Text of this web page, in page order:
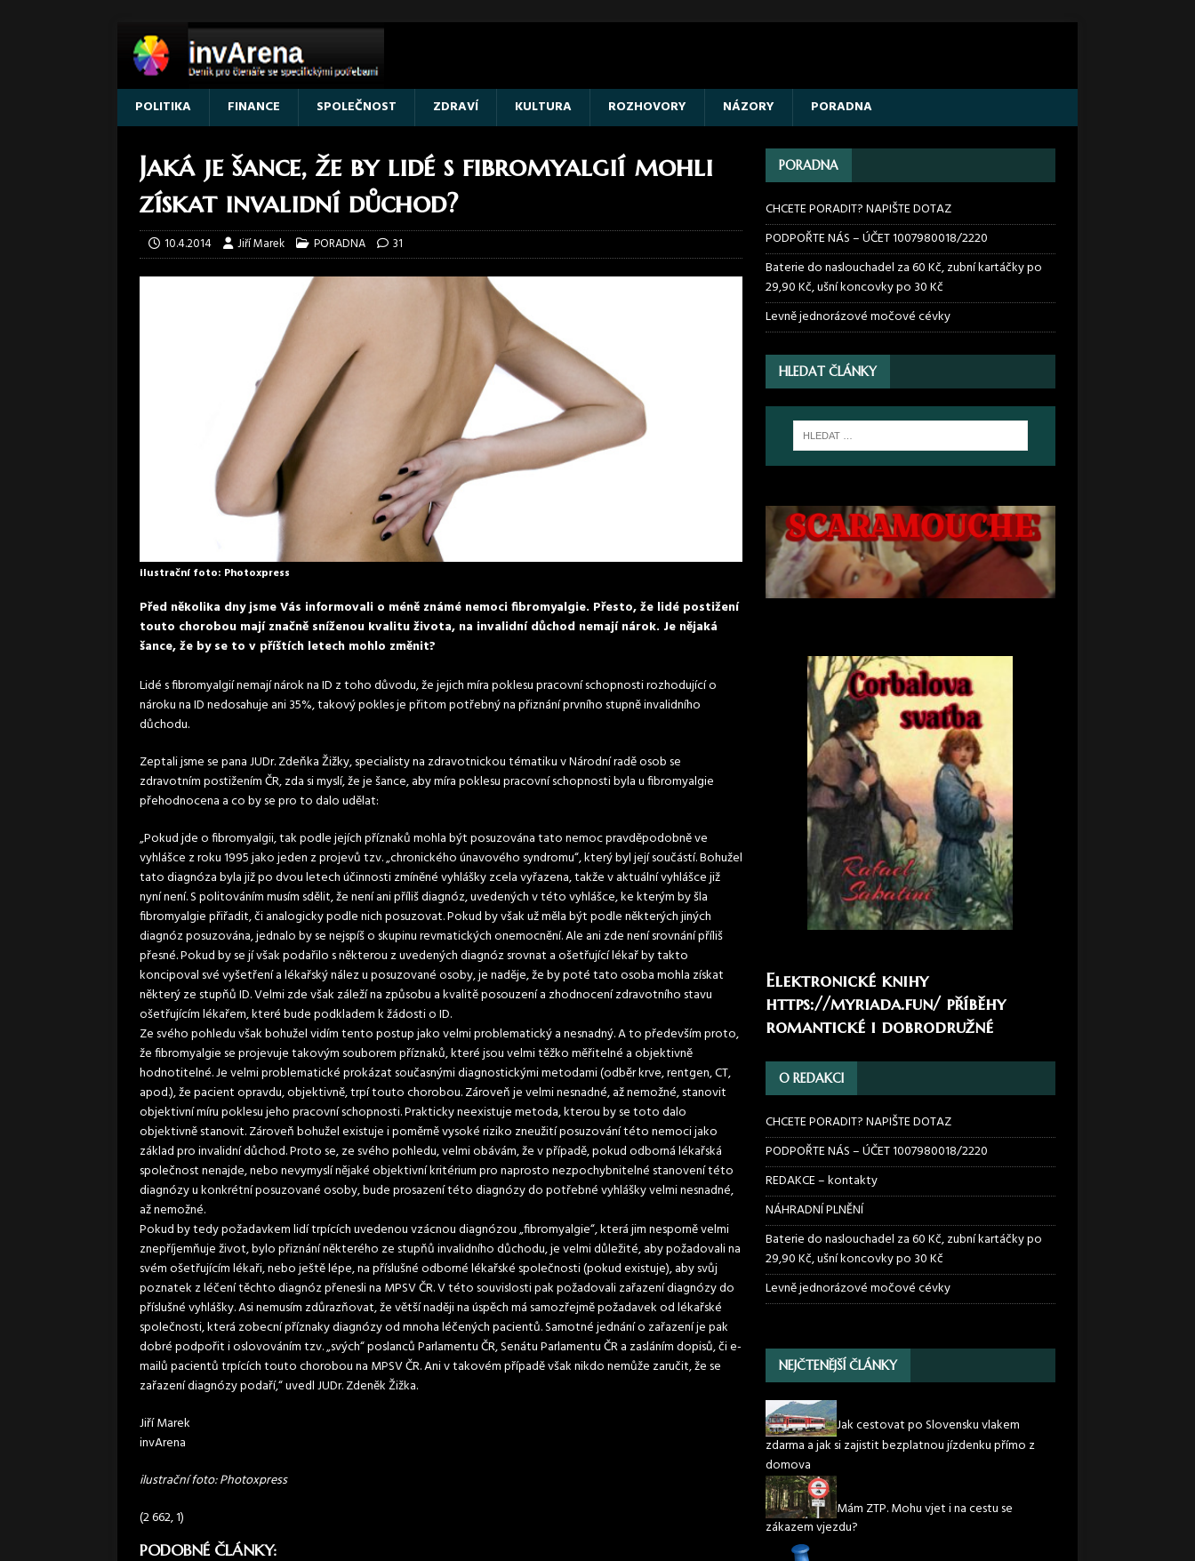
POLITIKA FINANCE SPOLEČNOST ZDRAVÍ KULTURA ROZHOVORY NÁZORY PORADNA
Jaká je šance, že by lidé s fibromyalgií mohli
získat invalidní důchod?
10.4.2014 Jiří Marek PORADNA 31
ilustrační foto: Photoxpress
Před několika dny jsme Vás informovali o méně známé nemoci fibromyalgie. Přesto, že lidé postižení
touto chorobou mají značně sníženou kvalitu života, na invalidní důchod nemají nárok. Je nějaká
šance, že by se to v příštích letech mohlo změnit?
Lidé s fibromyalgií nemají nárok na ID z toho důvodu, že jejich míra poklesu pracovní schopnosti rozhodující o
nároku na ID nedosahuje ani 35%, takový pokles je přitom potřebný na přiznání prvního stupně invalidního
důchodu.
Zeptali jsme se pana JUDr. Zdeňka Žižky, specialisty na zdravotnickou tématiku v Národní radě osob se
zdravotním postižením ČR, zda si myslí, že je šance, aby míra poklesu pracovní schopnosti byla u fibromyalgie
přehodnocena a co by se pro to dalo udělat:
„Pokud jde o fibromyalgii, tak podle jejích příznaků mohla být posuzována tato nemoc pravděpodobně ve
vyhlášce z roku 1995 jako jeden z projevů tzv. „chronického únavového syndromu“, který byl její součástí. Bohužel
tato diagnóza byla již po dvou letech účinnosti zmíněné vyhlášky zcela vyřazena, takže v aktuální vyhlášce již
nyní není. S politováním musím sdělit, že není ani příliš diagnóz, uvedených v této vyhlášce, ke kterým by šla
fibromyalgie přiřadit, či analogicky podle nich posuzovat. Pokud by však už měla být podle některých jiných
diagnóz posuzována, jednalo by se nejspíš o skupinu revmatických onemocnění. Ale ani zde není srovnání příliš
přesné. Pokud by se jí však podařilo s některou z uvedených diagnóz srovnat a ošetřující lékař by takto
koncipoval své vyšetření a lékařský nález u posuzované osoby, je naděje, že by poté tato osoba mohla získat
některý ze stupňů ID. Velmi zde však záleží na způsobu a kvalitě posouzení a zhodnocení zdravotního stavu
ošetřujícím lékařem, které bude podkladem k žádosti o ID.
Ze svého pohledu však bohužel vidím tento postup jako velmi problematický a nesnadný. A to především proto,
že fibromyalgie se projevuje takovým souborem příznaků, které jsou velmi těžko měřitelné a objektivně
hodnotitelné. Je velmi problematické prokázat současnými diagnostickými metodami (odběr krve, rentgen, CT,
apod.), že pacient opravdu, objektivně, trpí touto chorobou. Zároveň je velmi nesnadné, až nemožné, stanovit
objektivní míru poklesu jeho pracovní schopnosti. Prakticky neexistuje metoda, kterou by se toto dalo
objektivně stanovit. Zároveň bohužel existuje i poměrně vysoké riziko zneužití posuzování této nemoci jako
základ pro invalidní důchod. Proto se, ze svého pohledu, velmi obávám, že v případě, pokud odborná lékařská
společnost nenajde, nebo nevymyslí nějaké objektivní kritérium pro naprosto nezpochybnitelné stanovení této
diagnózy u konkrétní posuzované osoby, bude prosazení této diagnózy do potřebné vyhlášky velmi nesnadné,
až nemožné.
Pokud by tedy požadavkem lidí trpících uvedenou vzácnou diagnózou „fibromyalgie“, která jim nesporně velmi
znepříjemňuje život, bylo přiznání některého ze stupňů invalidního důchodu, je velmi důležité, aby požadovali na
svém ošetřujícím lékaři, nebo ještě lépe, na příslušné odborné lékařské společnosti (pokud existuje), aby svůj
poznatek z léčení těchto diagnóz přenesli na MPSV ČR. V této souvislosti pak požadovali zařazení diagnózy do
příslušné vyhlášky. Asi nemusím zdůrazňovat, že větší naději na úspěch má samozřejmě požadavek od lékařské
společnosti, která zobecní příznaky diagnózy od mnoha léčených pacientů. Samotné jednání o zařazení je pak
dobré podpořit i oslovováním tzv. „svých“ poslanců Parlamentu ČR, Senátu Parlamentu ČR a zasláním dopisů, či e-
mailů pacientů trpících touto chorobou na MPSV ČR. Ani v takovém případě však nikdo nemůže zaručit, že se
zařazení diagnózy podaří,“ uvedl JUDr. Zdeněk Žižka.
Jiří Marek
invArena
ilustrační foto: Photoxpress
(2 662, 1)
PODOBNÉ ČLÁNKY:
PORADNA
CHCETE PORADIT? NAPIŠTE DOTAZ
PODPOŘTE NÁS – ÚČET 1007980018/2220
Baterie do naslouchadel za 60 Kč, zubní kartáčky po
29,90 Kč, ušní koncovky po 30 Kč
Levně jednorázové močové cévky
HLEDAT ČLÁNKY
Elektronické knihy
https://myriada.fun/příběhy
romantické i dobrodružné
O REDAKCI
CHCETE PORADIT? NAPIŠTE DOTAZ
PODPOŘTE NÁS – ÚČET 1007980018/2220
REDAKCE – kontakty
NÁHRADNÍ PLNĚNÍ
Baterie do naslouchadel za 60 Kč, zubní kartáčky po
29,90 Kč, ušní koncovky po 30 Kč
Levně jednorázové močové cévky
NEJČTENĚJŠÍ ČLÁNKY
Jak cestovat po Slovensku vlakem
zdarma a jak si zajistit bezplatnou jízdenku přímo z
domova
Mám ZTP. Mohu vjet i na cestu se
zákazem vjezdu?